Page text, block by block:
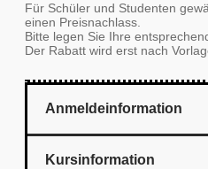
Für Schüler und Studenten
einen Preisnachlass.
Bitte legen Sie Ihre
Der Rabatt wird erst nach
Anmeldeinformation
Kursinformation